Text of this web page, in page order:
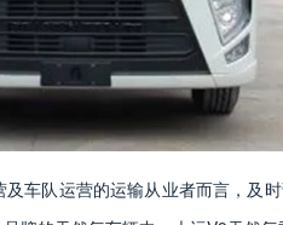
车队运营的运输从业者而言，及